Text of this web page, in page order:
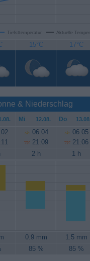
Tiefsttemperatur Aktuelle
15°C 17°C
& Niederschlag
Mi. 12.08. Do.
06:04
21:09
06:05
21:06
2 h 1 h
0.9 mm
1.5 mm
85 % 85 %